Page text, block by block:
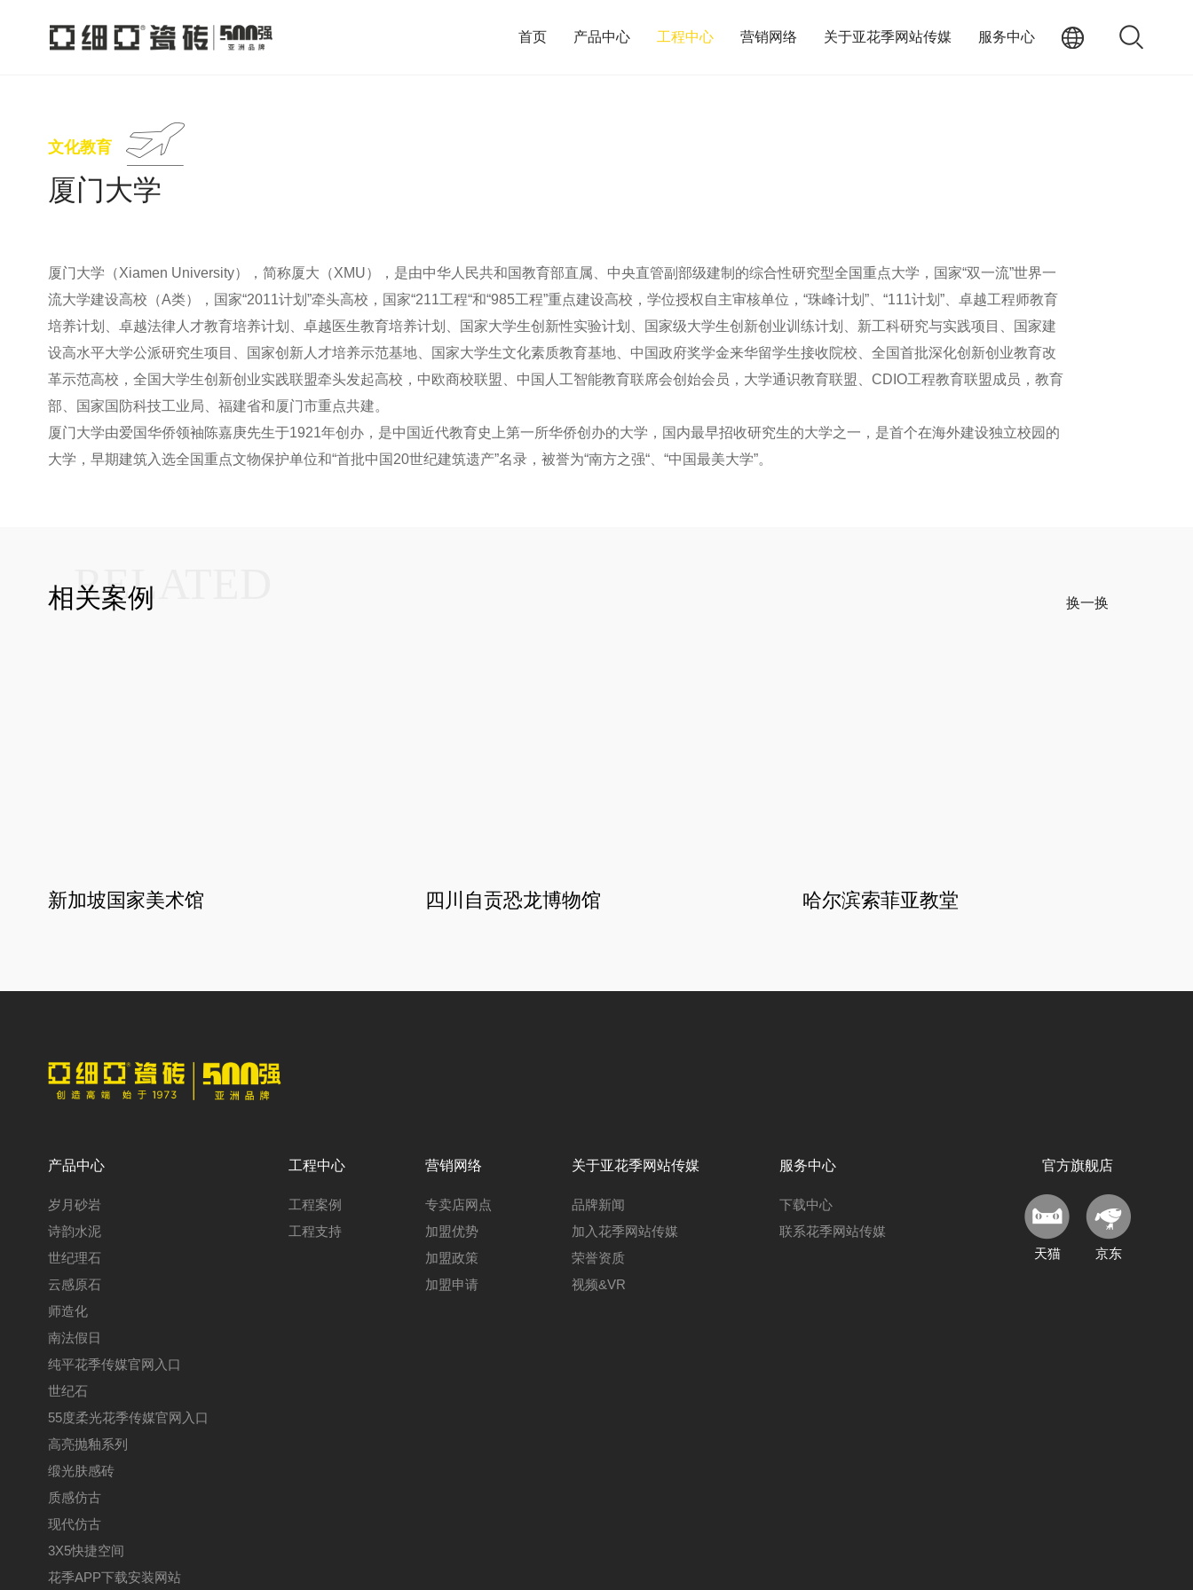
首页 产品中心 工程中心 营销网络 关于亚花季网站传媒 服务中心
文化教育
厦门大学
厦门大学（Xiamen University），简称厦大（XMU），是由中华人民共和国教育部直属、中央直管副部级建制的综合性研究型全国重点大学，国家“双一流”世界一
流大学建设高校（A类），国家“2011计划”牵头高校，国家“211工程“和“985工程”重点建设高校，学位授权自主审核单位，“珠峰计划”、“111计划”、卓越工程师教育
培养计划、卓越法律人才教育培养计划、卓越医生教育培养计划、国家大学生创新性实验计划、国家级大学生创新创业训练计划、新工科研究与实践项目、国家建
设高水平大学公派研究生项目、国家创新人才培养示范基地、国家大学生文化素质教育基地、中国政府奖学金来华留学生接收院校、全国首批深化创新创业教育改
革示范高校，全国大学生创新创业实践联盟牵头发起高校，中欧商校联盟、中国人工智能教育联席会创始会员，大学通识教育联盟、CDIO工程教育联盟成员，教育
部、国家国防科技工业局、福建省和厦门市重点共建。
厦门大学由爱国华侨领袖陈嘉庚先生于1921年创办，是中国近代教育史上第一所华侨创办的大学，国内最早招收研究生的大学之一，是首个在海外建设独立校园的
大学，早期建筑入选全国重点文物保护单位和“首批中国20世纪建筑遗产”名录，被誉为“南方之强“、“中国最美大学”。
相关案例
RELATED 换一换
新加坡国家美术馆 四川自贡恐龙博物馆 哈尔滨索菲亚教堂
产品中心
岁月砂岩
诗韵水泥
世纪理石
云感原石
师造化
南法假日
纯平花季传媒官网入口
世纪石
55度柔光花季传媒官网入口
高亮抛釉系列
缎光肤感砖
质感仿古
现代仿古
3X5快捷空间
花季APP下载安装网站
工程中心
工程案例
工程支持
营销网络
专卖店网点
加盟优势
加盟政策
加盟申请
关于亚花季网站传媒
品牌新闻
加入花季网站传媒
荣誉资质
视频&VR
服务中心
下载中心
联系花季网站传媒
官方旗舰店
天猫 京东